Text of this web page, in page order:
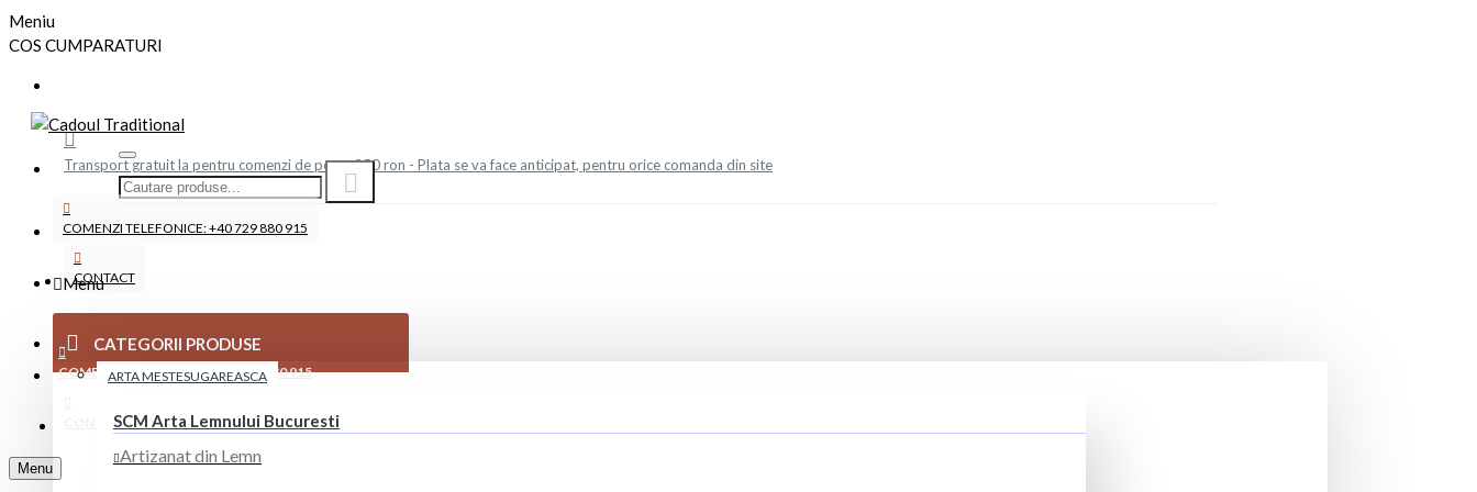
Meniu
COS CUMPARATURI
Transport gratuit la pentru comenzi de peste 250 ron - Plata se va face anticipat, pentru orice comanda din site
COMENZI TELEFONICE: +40 729 880 915
CONTACT
Menu
CATEGORII PRODUSE
ARTA MESTESUGAREASCA
SCM Arta Lemnului Bucuresti
Artizanat din Lemn
COMENZI TELEFONICE: +40 729 880 915
CONTACT
Menu